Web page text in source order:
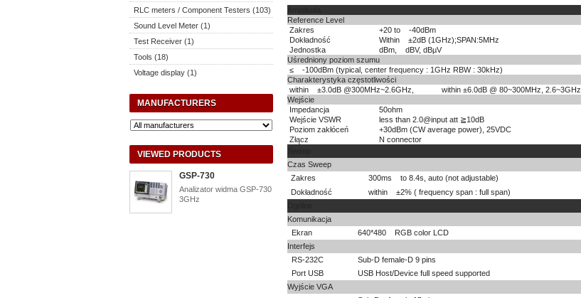
RLC meters / Component Testers (103)
Sound Level Meter (1)
Test Receiver (1)
Tools (18)
Voltage display (1)
MANUFACTURERS
VIEWED PRODUCTS
GSP-730
Analizator widma GSP-730
3GHz
Reference Level
Zakres
+20 to -40dBm
Dokładność
Within ±2dB (1GHz);SPAN:5MHz
Jednostka
dBm, dBV, dBµV
Uśredniony poziom szumu
≤ -100dBm (typical, center frequency : 1GHz RBW : 30kHz)
Charakterystyka częstotliwości
within ±3.0dB @300MHz~2.6GHz, within ±6.0dB @ 80~300MHz, 2.6~3GHz
Wejście
Impedancja
50ohm
Wejście VSWR
less than 2.0@input att ≧10dB
Poziom zakłóceń
+30dBm (CW average power), 25VDC
Złącz
N connector
Czas Sweep
Zakres
300ms to 8.4s, auto (not adjustable)
Dokładność
within ±2% ( frequency span : full span)
Komunikacja
Ekran
640*480 RGB color LCD
Interfejs
RS-232C
Sub-D female-D 9 pins
Port USB
USB Host/Device full speed supported
Wyjście VGA